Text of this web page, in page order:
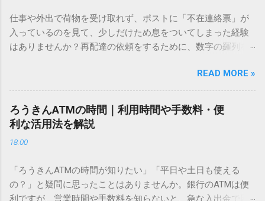
必要はありません。 1. なぜ「変換」しても旧字・外字が出て
こないのか？ そもそも、なぜ普通の変換で出てこない漢字が
あるのでしょうか。その理由は、パソコンが文字を認識する
は、JIS規格（日本産業規格）によって「第1水準」「第2水
準」といった形で整理されています。しかし、人名や地名に
使われる非常に古い漢字（旧字）や、特定の組織だけで作ら
れた「外字」は、この一般的な変換リストに含まれていない
ン上のすべての文字には、いわば「住所」のような番号が割
り振られています。変換候補に出ない文字でも、この住所
（コード）を直接指定すれば、確実に呼び出すことができる
仕事や外出で荷物を受け取れず、ポストに「不在連絡票」が
入っているのを見て、少しだけため息をついてしまった経験
はありませんか？再配達の依頼をするために、数字の羅列を
ことに申し訳なさを感じたりすることもあるかもしれませ
ん。 「もっとスムーズに、自分のタイミングで受け取りた
い」 「わざわざ電話をかけずに、スマホ一つで完結させた
い」 そんな願いを叶えてくれるのが、佐川急便の会員制サー
ビス「スマートクラブ」と、LINEや公式アプリの連携です。
これらを活用するだけで、再配達のストレスは驚くほど軽く
受け取り術と、連携による具体的なメリットを徹底解説しま
す。 佐川急便の再配達が劇的に変わる「スマートクラブ」と
READ MORE »
ろうきんATMの時間｜利用時間や手数料・便
利な活用法を解説
18:00
「ろうきんATMの時間が知りたい」「平日や土日も使える
の？」と疑問に思ったことはありませんか。銀行のATMは便
利ですが、営業時間や手数料を知らないと、急な入出金で困